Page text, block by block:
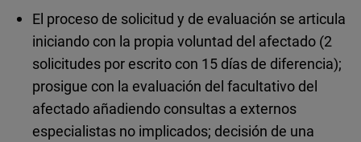
El proceso de solicitud y de evaluación se articula
iniciando con la propia voluntad del afectado (2
solicitudes por escrito con 15 días de diferencia);
prosigue con la evaluación del facultativo del
afectado añadiendo consultas a externos
especialistas no implicados; decisión de una